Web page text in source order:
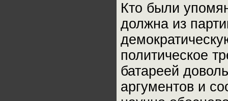
Кто были
должна из
политическое
батареей
аргументов и